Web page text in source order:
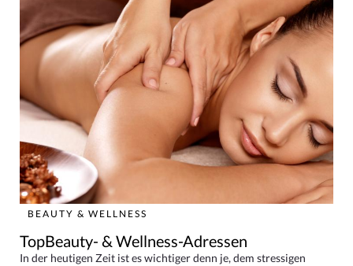
BEAUTY & WELLNESS
TopBeauty- & Wellness-Adressen
In der heutigen Zeit ist es wichtiger denn je, dem stressigen